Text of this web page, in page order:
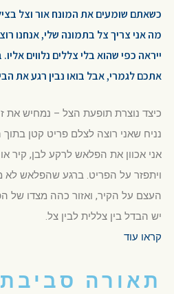
כשאתם שומעים את המונח אור וצל
מה אני צריך צל בתמונה שלי, אנחנו
ייראה כפי שהוא בלי צללים נלווים
אתכם לגמרי, אבל בואו נבין רגע את
כיצד נוצרת תופעת הצל – נמחיש
נניח שאני רוצה לצלם פריט קטן בתוך
אני אכוון את הפלאש לרקע לבן, קיר
ויתפזר על הפריט. ברגע שהפלאש לא
העצם על הקיר, ואזור כהה מצדו של
יש הבדל בין צללית לבין צל.
קראו עוד
תאורה